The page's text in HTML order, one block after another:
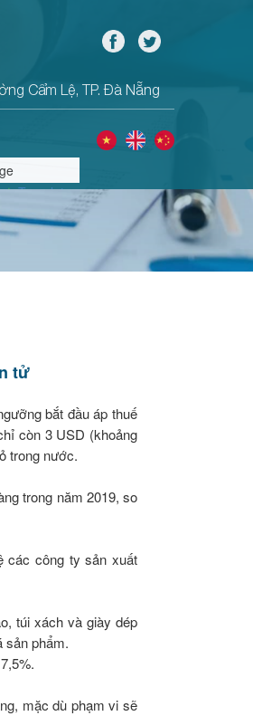
Cẩm Lệ, TP. Đà Nẵng
Translate
tử
bắt đầu áp thuế
còn 3 USD (khoảng
trong nước.
trong năm 2019, so
các công ty sản xuất
túi xách và giày dép
sản phẩm.
mặc dù phạm vi sẽ